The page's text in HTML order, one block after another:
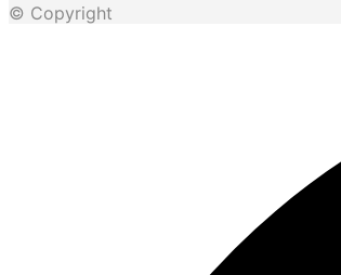
© Copyright